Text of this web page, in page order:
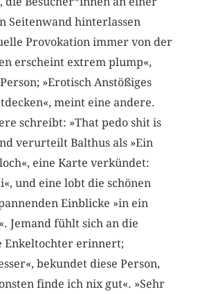
Seitenwand hinterlassen
Provokation immer von der
erscheint extrem plump«,
»Erotisch Anstößiges
meint eine andere.
schreibt: »That pedo shit is
verurteilt Balthus als »Ein
eine Karte verkündet:
und eine lobt die schönen
Einblicke »in ein
Jemand fühlt sich an die
Enkeltochter erinnert;
bekundet diese Person,
finde ich nix gut«. »Sehr